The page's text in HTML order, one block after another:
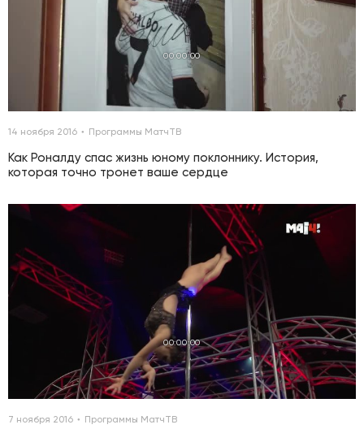
00:00:00
14 ноября 2016 Программы МатчТВ
Как Роналду спас жизнь юному поклоннику. История,
которая точно тронет ваше сердце
00:00:00
7 ноября 2016 Программы МатчТВ